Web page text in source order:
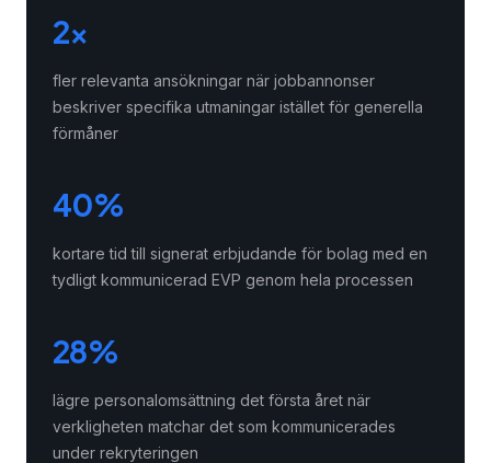
2×
fler relevanta ansökningar när jobbannonser
beskriver specifika utmaningar istället för generella
förmåner
40%
kortare tid till signerat erbjudande för bolag med en
tydligt kommunicerad EVP genom hela processen
28%
lägre personalomsättning det första året när
verkligheten matchar det som kommunicerades
under rekryteringen